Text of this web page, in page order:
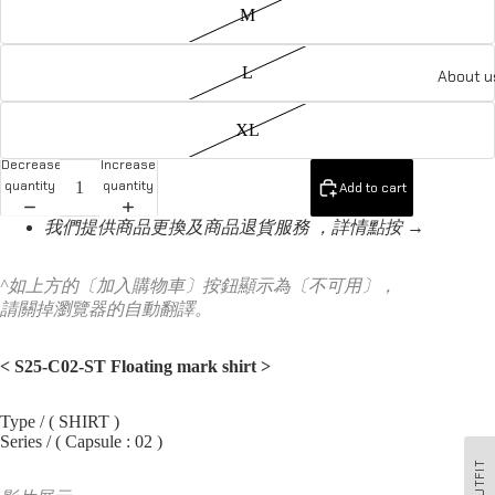
About
OUTFIT
M
L
XL
Decrease
quantity
Increase
quantity
Add to cart
我們提供商品更換及商品退貨服務 ，詳情點按 →
^如上方的〔加入購物車〕按鈕顯示為〔不可用〕，
請關掉瀏覽器的自動翻譯。
< S25-C02-ST Floating mark shirt >
Type / ( SHIRT )
Series / ( Capsule : 02 )